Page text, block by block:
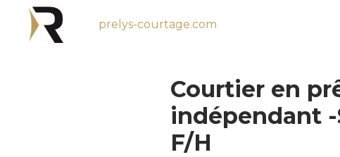
prelys-courtage.com
Courtier en
indépendant
F/H